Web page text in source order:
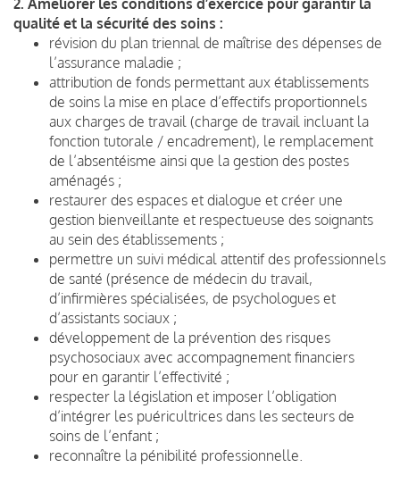
qualité et la sécurité des soins :
révision du plan triennal de maîtrise des dépenses de
l’assurance maladie ;
attribution de fonds permettant aux établissements
de soins la mise en place d’effectifs proportionnels
aux charges de travail (charge de travail incluant la
fonction tutorale / encadrement), le remplacement
de l’absentéisme ainsi que la gestion des postes
aménagés ;
restaurer des espaces et dialogue et créer une
gestion bienveillante et respectueuse des soignants
au sein des établissements ;
permettre un suivi médical attentif des professionnels
de santé (présence de médecin du travail,
d’infirmières spécialisées, de psychologues et
d’assistants sociaux ;
développement de la prévention des risques
psychosociaux avec accompagnement financiers
pour en garantir l’effectivité ;
respecter la législation et imposer l’obligation
d’intégrer les puéricultrices dans les secteurs de
soins de l’enfant ;
reconnaître la pénibilité professionnelle.